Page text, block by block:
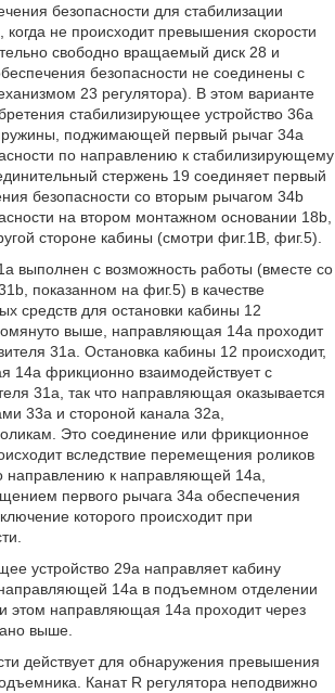
безопасности для стабилизации
когда не происходит превышения скорости
свободно вращаемый диск 28 и
безопасности не соединены с
23 регулятора). В этом варианте
стабилизирующее устройство 36a
поджимающей первый рычаг 34a
по направлению к стабилизирующему
стержень 19 соединяет первый
безопасности со вторым рычагом 34b
на втором монтажном основании 18b,
стороне кабины (смотри фиг.1B, фиг.5).
выполнен с возможность работы (вместе со
показанном на фиг.5) в качестве
средств для остановки кабины 12
выше, направляющая 14a проходит
31a. Остановка кабины 12 происходит,
14a фрикционно взаимодействует с
31a, так что направляющая оказывается
33a и стороной канала 32a,
Это соединение или фрикционное
вследствие перемещения роликов
направлению к направляющей 14a,
первого рычага 34a обеспечения
которого происходит при
устройство 29a направляет кабину
14a в подъемном отделении
этом направляющая 14a проходит через
выше.
действует для обнаружения превышения
Канат R регулятора неподвижно